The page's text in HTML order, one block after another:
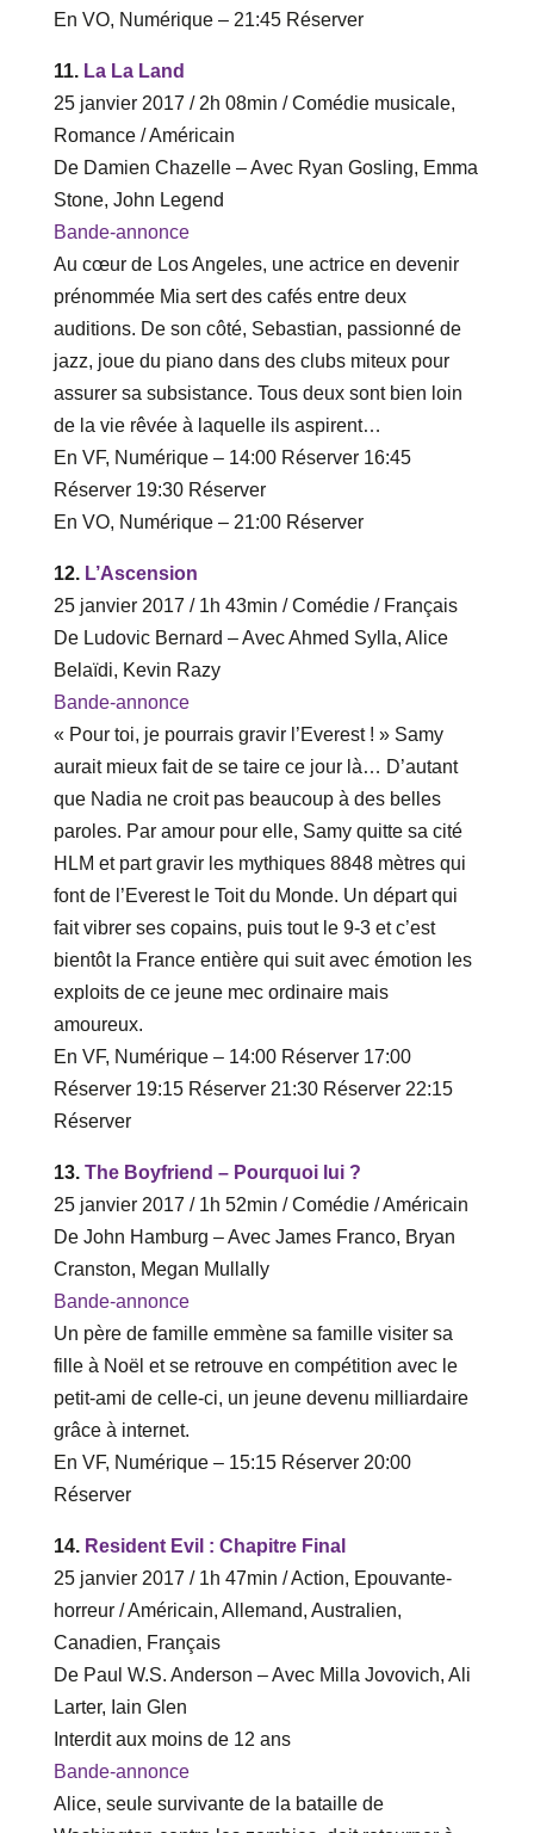
En VO, Numérique – ‎21‎:‎45 Réserver
11. La La Land
25 janvier 2017 / 2h 08min / Comédie musicale,
Romance / Américain
De Damien Chazelle – Avec Ryan Gosling, Emma
Stone, John Legend
Bande-annonce
Au cœur de Los Angeles, une actrice en devenir
prénommée Mia sert des cafés entre deux
auditions. De son côté, Sebastian, passionné de
jazz, joue du piano dans des clubs miteux pour
assurer sa subsistance. Tous deux sont bien loin
de la vie rêvée à laquelle ils aspirent…
En VF, Numérique – ‎14‎:‎00 Réserver‎ 16‎:‎45
Réserver ‎19‎:‎30 Réserver
En VO, Numérique – ‎21‎:‎00 Réserver
12. L’Ascension
25 janvier 2017 / 1h 43min / Comédie / Français
De Ludovic Bernard – Avec Ahmed Sylla, Alice
Belaïdi, Kevin Razy
Bande-annonce
« Pour toi, je pourrais gravir l’Everest ! » Samy
aurait mieux fait de se taire ce jour là… D’autant
que Nadia ne croit pas beaucoup à des belles
paroles. Par amour pour elle, Samy quitte sa cité
HLM et part gravir les mythiques 8848 mètres qui
font de l’Everest le Toit du Monde. Un départ qui
fait vibrer ses copains, puis tout le 9-3 et c’est
bientôt la France entière qui suit avec émotion les
exploits de ce jeune mec ordinaire mais
amoureux.
En VF, Numérique – ‎14‎:‎00 Réserver‎ 17‎:‎00
Réserver ‎19‎:‎15 Réserver ‎21‎:‎30 Réserver ‎22‎:‎15
Réserver
13. The Boyfriend – Pourquoi lui ?
25 janvier 2017 / 1h 52min / Comédie / Américain
De John Hamburg – Avec James Franco, Bryan
Cranston, Megan Mullally
Bande-annonce
Un père de famille emmène sa famille visiter sa
fille à Noël et se retrouve en compétition avec le
petit-ami de celle-ci, un jeune devenu milliardaire
grâce à internet.
En VF, Numérique – ‎15‎:‎15 Réserver‎ 20‎:‎00
Réserver
14. Resident Evil : Chapitre Final
25 janvier 2017 / 1h 47min / Action, Epouvante-
horreur / Américain, Allemand, Australien,
Canadien, Français
De Paul W.S. Anderson – Avec Milla Jovovich, Ali
Larter, Iain Glen
Interdit aux moins de 12 ans
Bande-annonce
Alice, seule survivante de la bataille de